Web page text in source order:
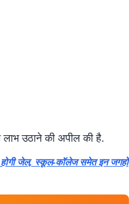
उठाने की अपील की है.
होगी जेल, स्कूल-कॉलेज समेत इन जगहों